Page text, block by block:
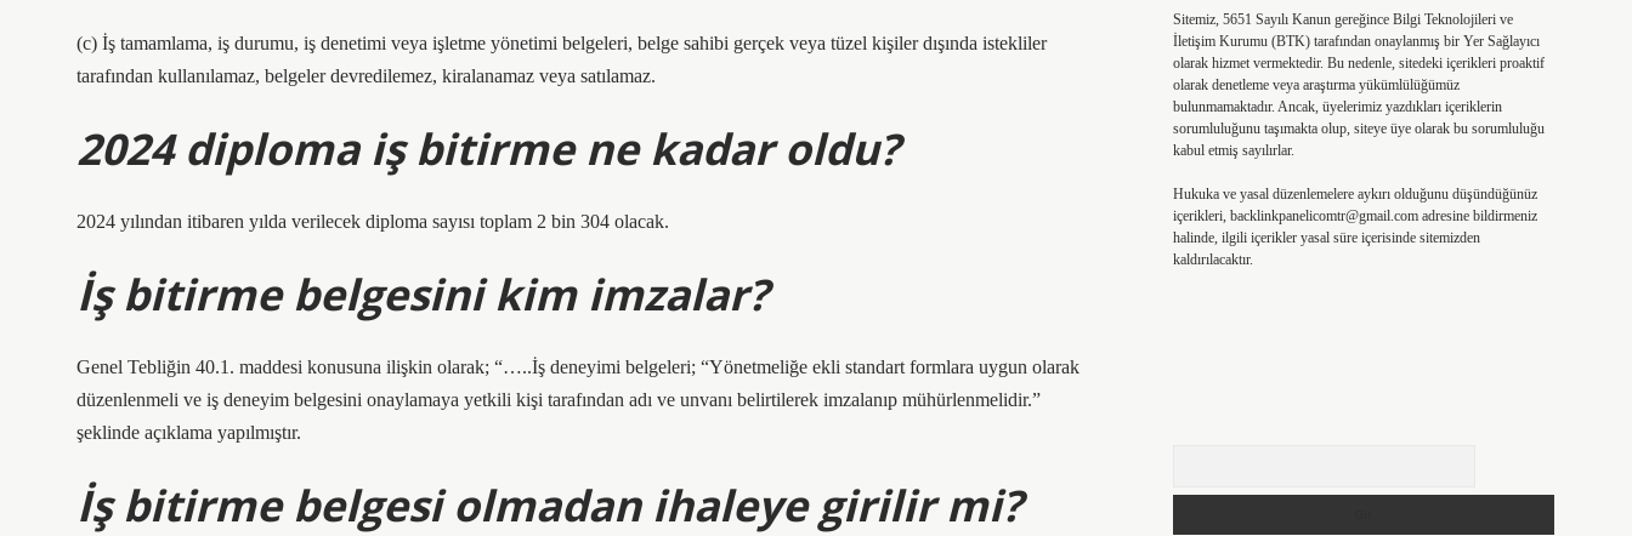
(c) İş tamamlama, iş durumu, iş denetimi veya işletme yönetimi belgeleri, belge sahibi gerçek veya tüzel kişiler dışında istekliler
tarafından kullanılamaz, belgeler devredilemez, kiralanamaz veya satılamaz.
2024 diploma iş bitirme ne kadar oldu?
2024 yılından itibaren yılda verilecek diploma sayısı toplam 2 bin 304 olacak.
İş bitirme belgesini kim imzalar?
Genel Tebliğin 40.1. maddesi konusuna ilişkin olarak; “…..İş deneyimi belgeleri; “Yönetmeliğe ekli standart formlara uygun olarak
düzenlenmeli ve iş deneyim belgesini onaylamaya yetkili kişi tarafından adı ve unvanı belirtilerek imzalanıp mühürlenmelidir.”
şeklinde açıklama yapılmıştır.
İş bitirme belgesi olmadan ihaleye girilir mi?
Sitemiz, 5651 Sayılı Kanun gereğince Bilgi Teknolojileri ve
İletişim Kurumu (BTK) tarafından onaylanmış bir Yer Sağlayıcı
olarak hizmet vermektedir. Bu nedenle, sitedeki içerikleri proaktif
olarak denetleme veya araştırma yükümlülüğümüz
bulunmamaktadır. Ancak, üyelerimiz yazdıkları içeriklerin
sorumluluğunu taşımakta olup, siteye üye olarak bu sorumluluğu
kabul etmiş sayılırlar.
Hukuka ve yasal düzenlemelere aykırı olduğunu düşündüğünüz
içerikleri, backlinkpanelicomtr@gmail.comadresine bildirmeniz
halinde, ilgili içerikler yasal süre içerisinde sitemizden
kaldırılacaktır.